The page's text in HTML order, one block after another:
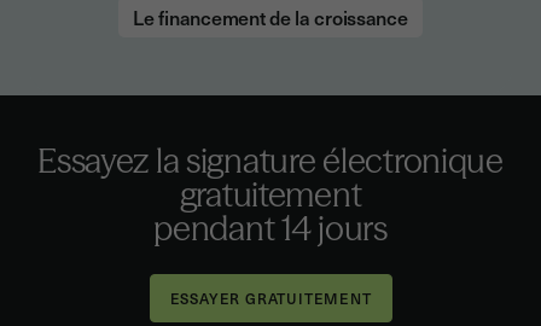
Le financement de la croissance
Essayez la signature électronique
gratuitement
pendant 14 jours